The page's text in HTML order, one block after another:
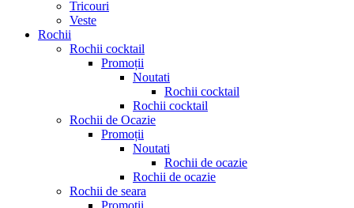
Tricouri
Veste
Rochii
Rochii cocktail
Promoții
Noutati
Rochii cocktail
Rochii cocktail
Rochii de Ocazie
Promoții
Noutati
Rochii de ocazie
Rochii de ocazie
Rochii de seara
Promoții